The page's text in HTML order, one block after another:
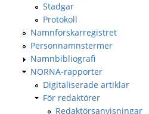
Stadgar
Protokoll
Namnforskarregistret
Personnamnstermer
Namnbibliografi
NORNA-rapporter
Digitaliserade artiklar
För redaktörer
Redaktörsanvisningar